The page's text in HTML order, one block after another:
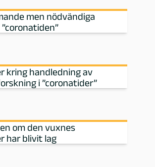
men nödvändiga
kring handledning av
i ”coronatider”
om den vuxnes
har blivit lag